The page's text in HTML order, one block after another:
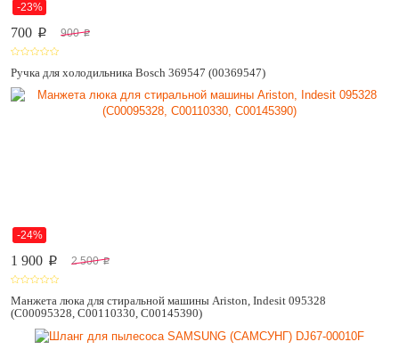
-23%
700 p 900 p
Ручка для холодильника Bosch 369547 (00369547)
-24%
1 900 p 2 500 p
Манжета люка для стиральной машины Ariston, Indesit 095328
(C00095328, C00110330, C00145390)